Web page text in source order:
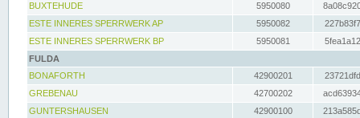
BUXTEHUDE
5950080
ESTE INNERES SPERRWERK AP
5950082
ESTE INNERES SPERRWERK BP
5950081
FULDA
BONAFORTH
42900201
GREBENAU
42700202
GUNTERSHAUSEN
42900100